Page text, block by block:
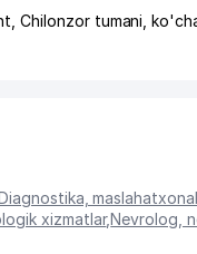
,Chilonzor tumani ,
xizmatlar,Nevrolog,